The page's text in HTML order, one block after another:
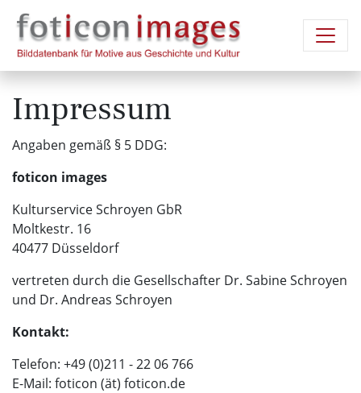
Impressum
Angaben gemäß § 5 DDG:
foticon images
Kulturservice Schroyen GbR
Moltkestr. 16
40477 Düsseldorf
vertreten durch die Gesellschafter Dr. Sabine Schroyen
und Dr. Andreas Schroyen
Kontakt:
Telefon: +49 (0)211 - 22 06 766
E-Mail: foticon (ät) foticon.de